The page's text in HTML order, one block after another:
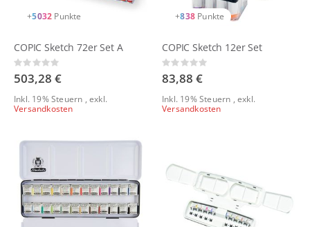
+5032 Punkte
COPIC Sketch 72er Set A
Rating:
0%
503,28 €
Inkl. 19% Steuern ,exkl.
Versandkosten
+838 Punkte
COPIC Sketch 12er Set
Rating:
0%
83,88 €
Inkl. 19% Steuern ,exkl.
Versandkosten